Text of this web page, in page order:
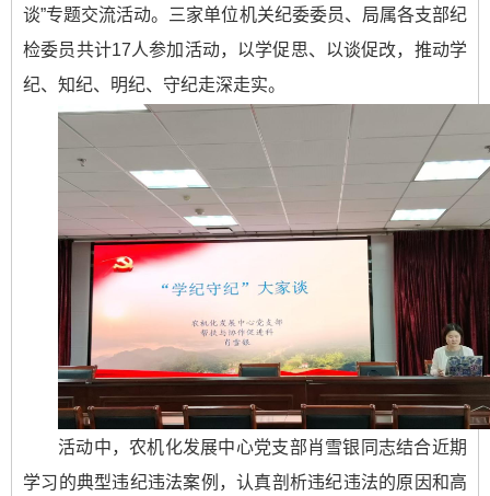
谈”专题交流活动。三家单位机关纪委委员、局属各支部纪
检委员共计17人参加活动，以学促思、以谈促改，推动学
纪、知纪、明纪、守纪走深走实。
活动中，农机化发展中心党支部肖雪银同志结合近期
学习的典型违纪违法案例，认真剖析违纪违法的原因和高